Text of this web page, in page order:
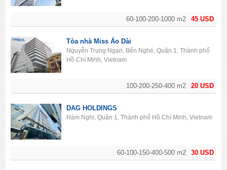
45 USD
60-100-200-1000 m2
20 USD
100-200-250-400 m2
Tòa nhà Miss Áo Dài
Nguyễn Trung Ngạn, Bến Nghé, Quận 1, Thành phố
Hồ Chí Minh, Vietnam
30 USD
60-100-150-400-500 m2
DAG HOLDINGS
Hàm Nghi, Quận 1, Thành phố Hồ Chí Minh, Vietnam